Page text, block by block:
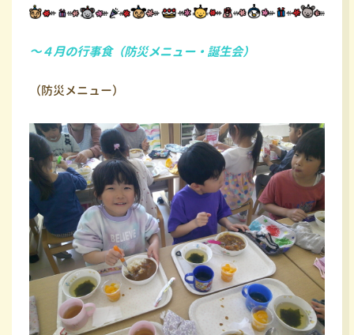
～４月の行事食（防災メニュー・誕生会）
（防災メニュー）